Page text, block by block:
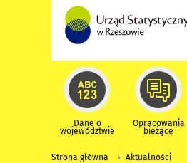
Dane o
województwie
Opracowania
bieżące
Strona główna Aktualności